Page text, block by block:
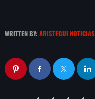
WRITTEN BY: ARISTEGUI NOTICIAS